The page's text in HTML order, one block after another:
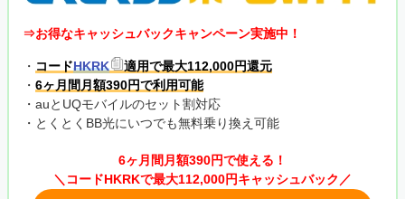
⇒お得なキャッシュバックキャンペーン実施中！
・ コードHKRK
適用で最大112,000円還元
・ 6ヶ月間月額390円で利用可能
・auとUQモバイルのセット割対応
・とくとくBB光にいつでも無料乗り換え可能
6ヶ月間月額390円で使える！
＼コードHKRKで最大112,000円キャッシュバック／